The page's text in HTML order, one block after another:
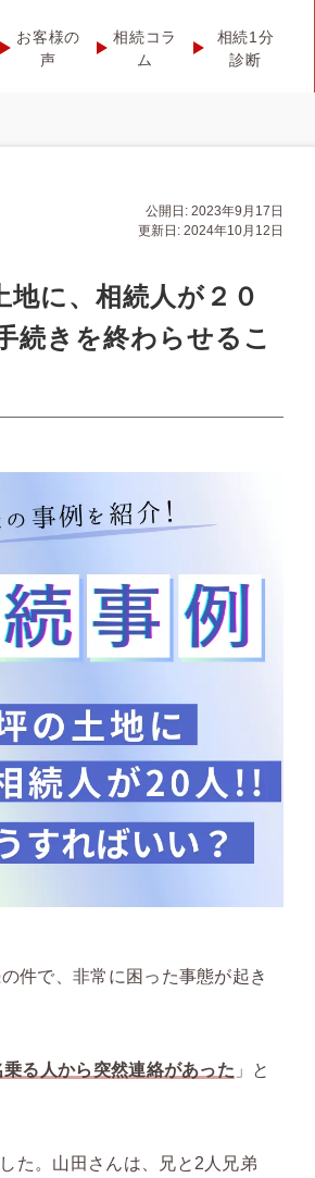
お客様の
声
相続コラ
ム
相続1分
診断
公開日: 2023年9月17日
更新日: 2024年10月12日
地に、相続人が２０
続きを終わらせるこ
件で、非常に困った事態が起き
る人から突然連絡があった 」と
た。山田さんは、兄と2人兄弟